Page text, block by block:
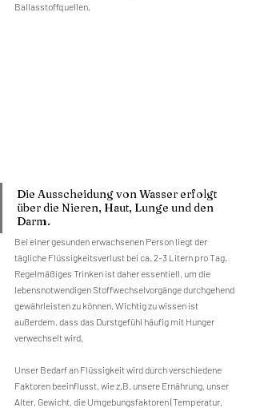
Ballasstoffquellen.
Die Ausscheidung von Wasser erfolgt
über die Nieren, Haut, Lunge und den
Darm.
Bei einer gesunden erwachsenen Person liegt der
tägliche Flüssigkeitsverlust bei ca. 2-3 Litern pro Tag.
Regelmäßiges Trinken ist daher essentiell, um die
lebensnotwendigen Stoffwechselvorgänge durchgehend
gewährleisten zu können. Wichtig zu wissen ist
außerdem, dass das Durstgefühl häufig mit Hunger
verwechselt wird.
Unser Bedarf an Flüssigkeit wird durch verschiedene
Faktoren beeinflusst, wie z.B. unsere Ernährung, unser
Alter, Gewicht, die Umgebungsfaktoren (Temperatur,